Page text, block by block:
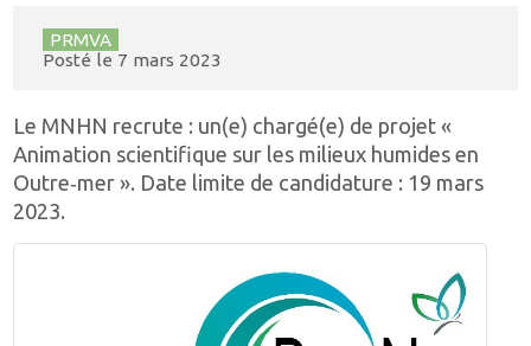
PRMVA
Posté le 7 mars 2023
Le MNHN recrute : un(e) chargé(e) de projet «
Animation scientifique sur les milieux humides en
Outre‐mer ». Date limite de candidature : 19 mars
2023.